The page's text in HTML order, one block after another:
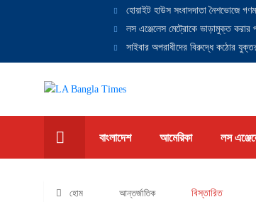
হোয়াইট হাউস সংবাদদাতা নৈশভোজে
লস এঞ্জেলেস মেট্রোকে ভাড়ামুক্ত করার
সাইবার অপরাধীদের বিরুদ্ধে কঠোর
বাংলাদেশ আমেরিকা লস
হোম আন্তর্জাতিক বিস্তারিত